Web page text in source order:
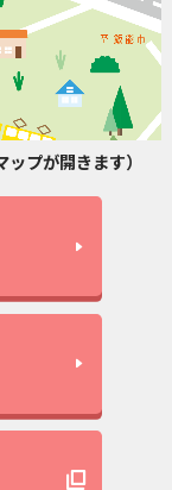
プが開きます）